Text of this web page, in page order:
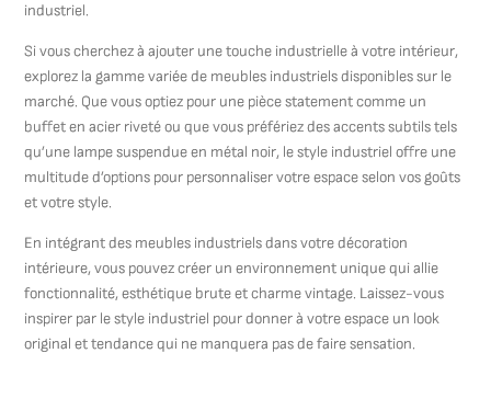
industriel.
Si vous cherchez à ajouter une touche industrielle à votre intérieur,
explorez la gamme variée de meubles industriels disponibles sur le
marché. Que vous optiez pour une pièce statement comme un
buffet en acier riveté ou que vous préfériez des accents subtils tels
qu’une lampe suspendue en métal noir, le style industriel offre une
multitude d’options pour personnaliser votre espace selon vos goûts
et votre style.
En intégrant des meubles industriels dans votre décoration
intérieure, vous pouvez créer un environnement unique qui allie
fonctionnalité, esthétique brute et charme vintage. Laissez-vous
inspirer par le style industriel pour donner à votre espace un look
original et tendance qui ne manquera pas de faire sensation.